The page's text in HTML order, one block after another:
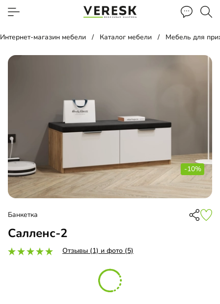
Интернет-магазин мебели Каталог мебели Мебель для
-10%
Банкетка
Салленс-2
Отзывы (1) и фото (5)